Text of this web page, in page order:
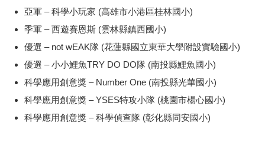
亞軍 – 科學小玩家 (高雄市小港區桂林國小)
季軍 – 西遊賽恩斯 (雲林縣鎮西國小)
優選 – not wEAK隊 (花蓮縣國立東華大學附設實驗國小)
優選 – 小小鯉魚TRY DO DO隊 (南投縣鯉魚國小)
科學應用創意獎 – Number One (南投縣光華國小)
科學應用創意獎 – YSES特攻小隊 (桃園市楊心國小)
科學應用創意獎 – 科學偵查隊 (彰化縣同安國小)